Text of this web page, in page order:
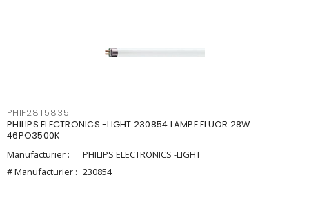
PHIF28T5835
PHILIPS ELECTRONICS -LIGHT 230854 LAMPE FLUOR 28W
46PO3500K
Manufacturier :
PHILIPS ELECTRONICS -LIGHT
# Manufacturier : 230854